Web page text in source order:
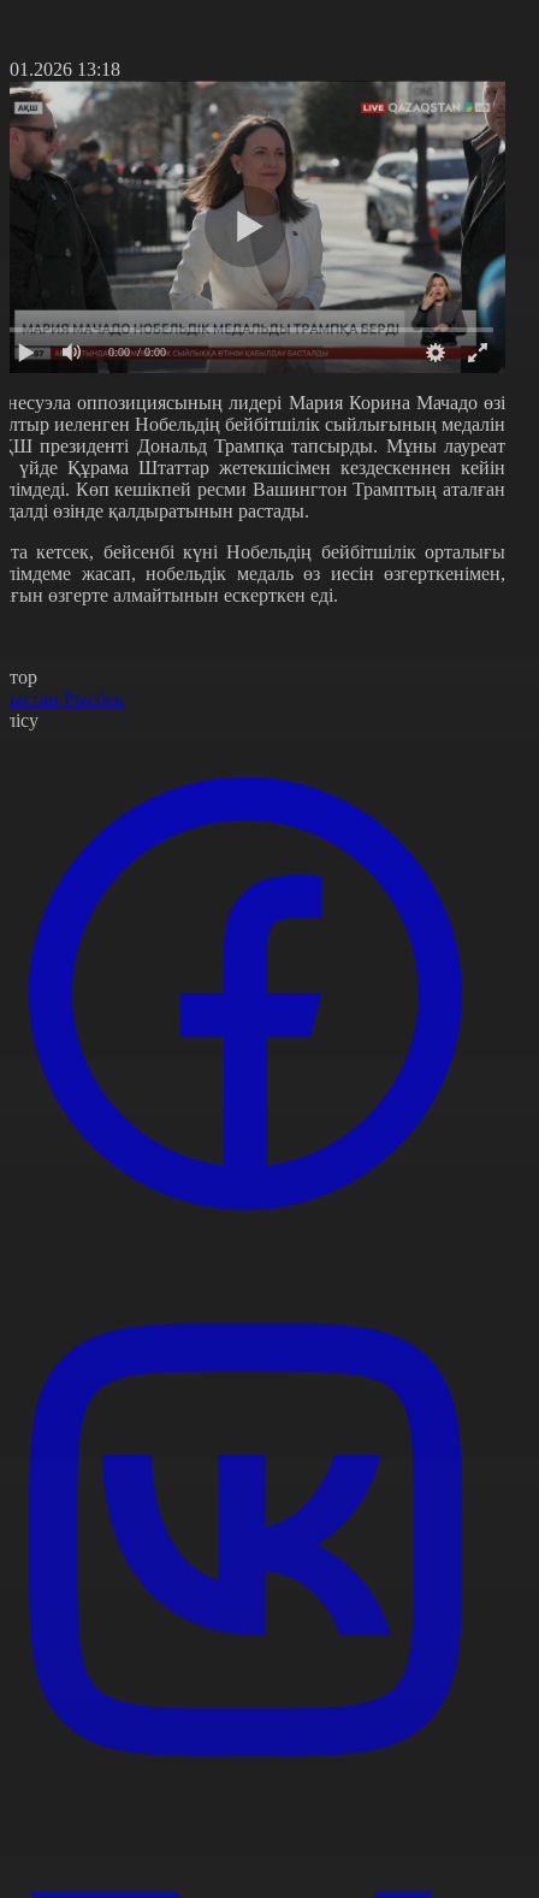
13:18
0:00 / 0:00
оппозициясының лидері Мария Корина Мачадо өзі
иеленген Нобельдің бейбітшілік сыйлығының медалін
президенті Дональд Трампқа тапсырды. Мұны лауреат
үйде Құрама Штаттар жетекшісімен кездескеннен кейін
Көп кешікпей ресми Вашингтон Трамптың аталған
өзінде қалдыратынын растады.
кетсек, бейсенбі күні Нобельдің бейбітшілік орталығы
жасап, нобельдік медаль өз иесін өзгерткенімен,
өзгерте алмайтынын ескерткен еді.
Рысбек